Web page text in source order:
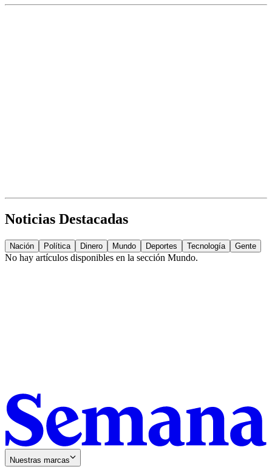
Noticias Destacadas
Nación Política Dinero Mundo Deportes Tecnología Gente
No hay artículos disponibles en la sección Mundo.
Nuestras marcas